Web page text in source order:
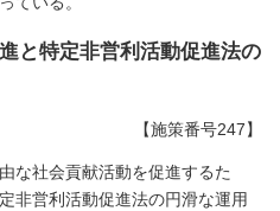
と特定非営利活動促進法の
【施策番号247】
な社会貢献活動を促進するた
非営利活動促進法の円滑な運用